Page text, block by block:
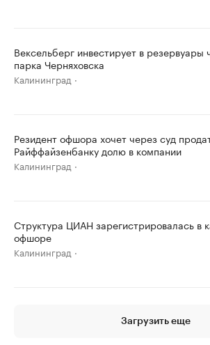
Вексельберг инвестирует в резервуары
парка Черняховска
Калининград
Резидент офшора хочет через суд
Райффайзенбанку долю в компании
Калининград
Структура ЦИАН зарегистрировалась в
офшоре
Калининград
Загрузить еще